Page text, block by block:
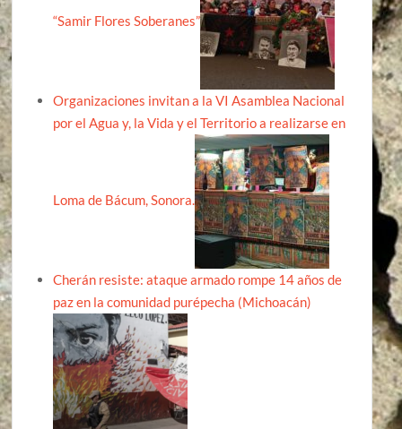
“Samir Flores Soberanes”
Organizaciones invitan a la VI Asamblea Nacional
por el Agua y, la Vida y el Territorio a realizarse en
Loma de Bácum, Sonora.
Cherán resiste: ataque armado rompe 14 años de
paz en la comunidad purépecha (Michoacán)